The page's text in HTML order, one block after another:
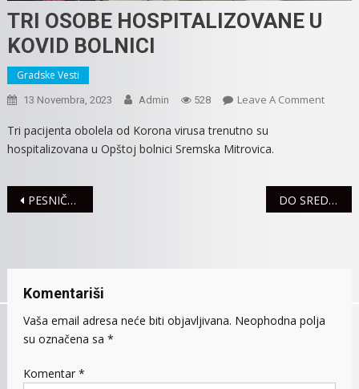
TRI OSOBE HOSPITALIZOVANE U
KOVID BOLNICI
Gradske Vesti
13 Novembra, 2023 Admin 528 Leave A CommentOn
KOVID
Tri pacijenta obolela od Korona virusa trenutno su
hospitalizovana u Opštoj bolnici Sremska Mitrovica.
Navigacija
PESNIČKO VEČE SA MIROSLAVOM ALEKSIĆEM DO SREDE OBUSTAVLJEN SAOBRAĆAJ NA DONICI PUTA MITROVICA – MANĐELOS
Komentariši
Vaša email adresa neće biti objavljivana. Neophodna polja
su označena sa *
Komentar *